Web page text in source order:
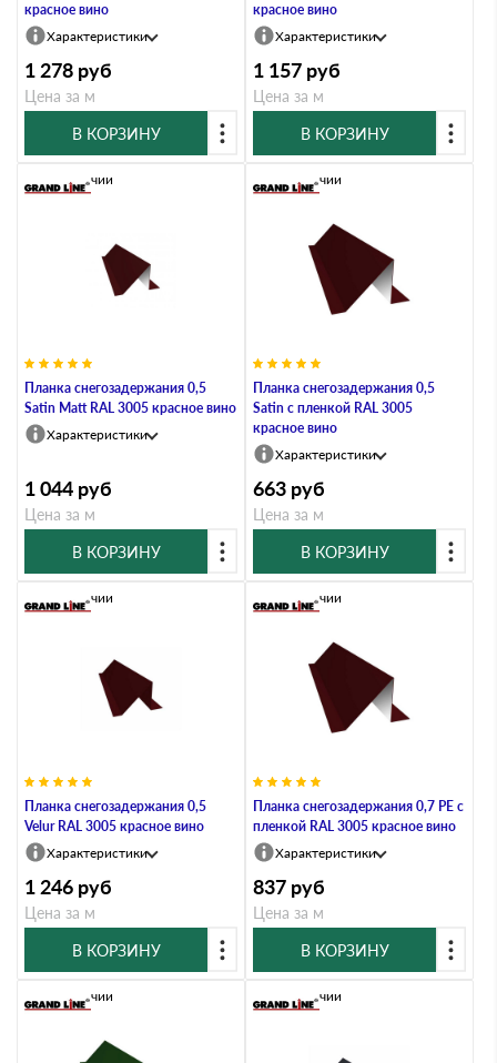
красное вино
Характеристики
1 278 руб
Цена за м
В КОРЗИНУ
красное вино
Характеристики
1 157 руб
Цена за м
В КОРЗИНУ
Планка снегозадержания 0,5
Satin Мatt RAL 3005 красное вино
В наличии
Характеристики
1 044 руб
Цена за м
В КОРЗИНУ
Планка снегозадержания 0,5
Satin с пленкой RAL 3005
красное вино
В наличии
Характеристики
663 руб
Цена за м
В КОРЗИНУ
Планка снегозадержания 0,5
Velur RAL 3005 красное вино
В наличии
Характеристики
1 246 руб
Цена за м
В КОРЗИНУ
Планка снегозадержания 0,7 PE с
пленкой RAL 3005 красное вино
В наличии
Характеристики
837 руб
Цена за м
В КОРЗИНУ
В наличии В наличии